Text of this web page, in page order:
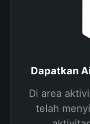
Dapatkan
Di area
telah